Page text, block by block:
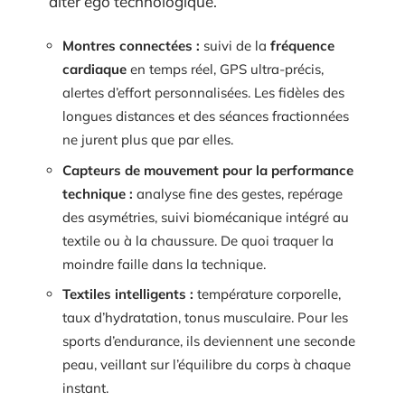
Montres connectées : suivi de la fréquence
cardiaque en temps réel, GPS ultra-précis,
alertes d’effort personnalisées. Les fidèles des
longues distances et des séances fractionnées
ne jurent plus que par elles.
Capteurs de mouvement pour la performance
technique : analyse fine des gestes, repérage
des asymétries, suivi biomécanique intégré au
textile ou à la chaussure. De quoi traquer la
moindre faille dans la technique.
Textiles intelligents : température corporelle,
taux d’hydratation, tonus musculaire. Pour les
sports d’endurance, ils deviennent une seconde
peau, veillant sur l’équilibre du corps à chaque
instant.